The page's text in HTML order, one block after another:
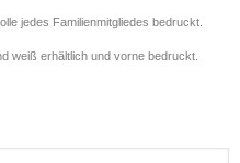
jedes Familienmitgliedes bedruckt.
weiß erhältlich und vorne bedruckt.